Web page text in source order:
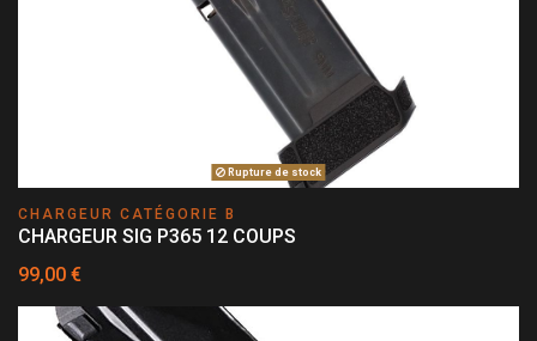
Rupture de stock
CHARGEUR CATÉGORIE B
CHARGEUR SIG P365 12 COUPS
99,00 €